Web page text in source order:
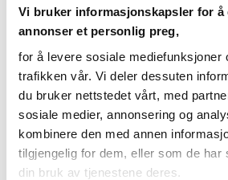
Vi bruker informasjonskapsler for
annonser et personlig preg,
for å levere sosiale mediefunksjoner
trafikken vår. Vi deler dessuten
du bruker nettstedet vårt, med
sosiale medier, annonsering og
kombinere den med annen
tilgjengelig for dem, eller som de har
din bruk av tjenestene deres.
BLOGG
Aktuelt fra